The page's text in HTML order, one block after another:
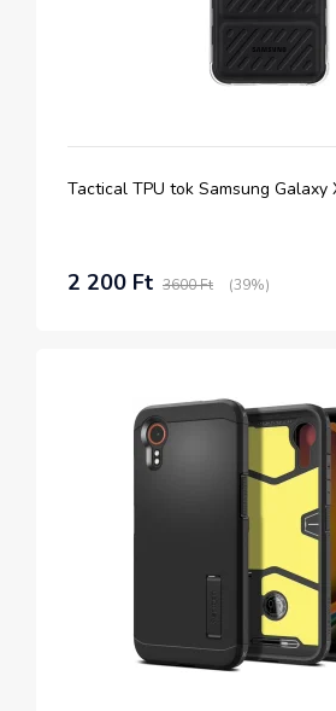
Tactical TPU tok Samsung Galaxy
2 200 Ft 3600 Ft (39%)